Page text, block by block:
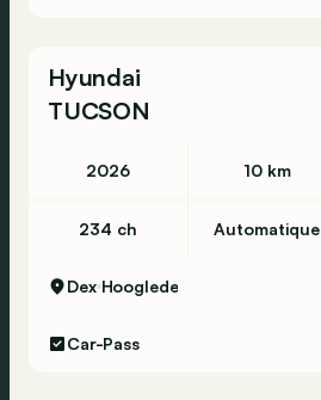
Hyundai
TUCSON
2026 10 km
234 ch Automatique
Dex Hooglede
Car-Pass